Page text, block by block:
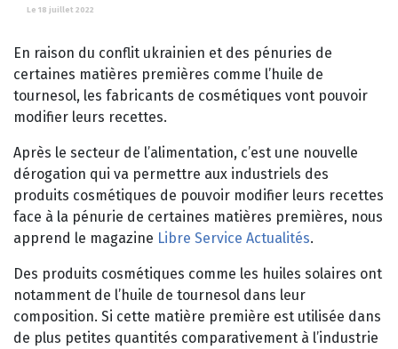
Le 18 juillet 2022
En raison du conflit ukrainien et des pénuries de
certaines matières premières comme l’huile de
tournesol, les fabricants de cosmétiques vont pouvoir
modifier leurs recettes.
Après le secteur de l’alimentation, c’est une nouvelle
dérogation qui va permettre aux industriels des
produits cosmétiques de pouvoir modifier leurs recettes
face à la pénurie de certaines matières premières, nous
apprend le magazine Libre Service Actualités.
Des produits cosmétiques comme les huiles solaires ont
notamment de l’huile de tournesol dans leur
composition. Si cette matière première est utilisée dans
de plus petites quantités comparativement à l’industrie